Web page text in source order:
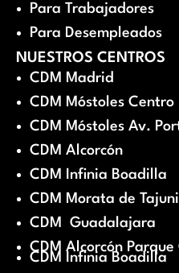
Para Trabajadores
Para Desempleados
NUESTROS CENTROS
CDM Madrid
CDM Móstoles Centro
CDM Móstoles Av.
CDM Alcorcón
CDM Infinia Boadilla
CDM Morata de
CDM Guadalajara
CDM Alcorcón Parque
CDM Infinia Boadilla